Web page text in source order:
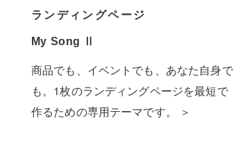
ランディングページ
My Song Ⅱ
商品でも、イベントでも、あなた自身で
も。1枚のランディングページを最短で
作るための専用テーマです。 ＞